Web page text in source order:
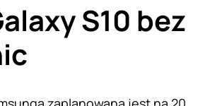
S10 bez